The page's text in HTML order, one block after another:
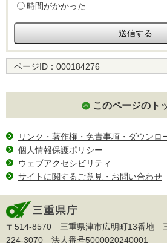
時間がかかった
ページID： 000184276
このページのト
リンク・著作権・免責事項・ダウンロ
個人情報保護ポリシー
ウェブアクセシビリティ
サイトに関するご意見・お問い合わせ
〒514-8570 三重県津市広明町13番地
224-3070 法人番号5000020240001